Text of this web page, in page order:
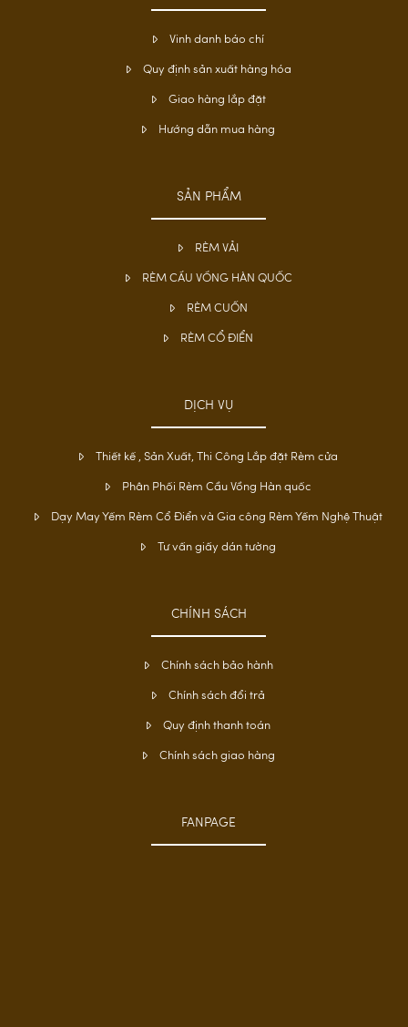
Vinh danh báo chí
Quy định sản xuất hàng hóa
Giao hàng lắp đặt
Hướng dẫn mua hàng
SẢN PHẨM
RÈM VẢI
RÈM CẦU VỒNG HÀN QUỐC
RÈM CUỐN
RÈM CỔ ĐIỂN
DỊCH VỤ
Thiết kế , Sản Xuất, Thi Công Lắp đặt Rèm cửa
Phân Phối Rèm Cầu Vồng Hàn quốc
Dạy May Yếm Rèm Cổ Điển và Gia công Rèm Yếm Nghệ Thuật
Tư vấn giấy dán tường
CHÍNH SÁCH
Chính sách bảo hành
Chính sách đổi trả
Quy định thanh toán
Chính sách giao hàng
FANPAGE